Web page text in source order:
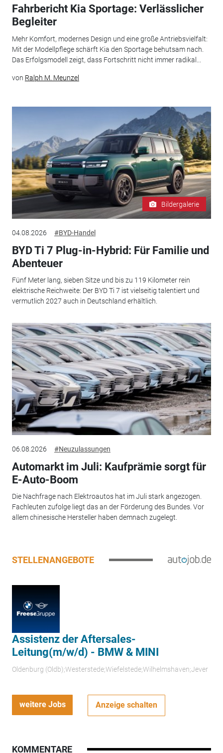
Fahrbericht Kia Sportage: Verlässlicher
Begleiter
Mehr Komfort, modernes Design und eine große Antriebsvielfalt:
Mit der Modellpflege schärft Kia den Sportage behutsam nach.
Das Erfolgsmodell zeigt, dass Fortschritt nicht immer radikal...
von Ralph M. Meunzel
Bildergalerie
04.08.2026 #BYD-Handel
BYD Ti 7 Plug-in-Hybrid: Für Familie und
Abenteuer
Fünf Meter lang, sieben Sitze und bis zu 119 Kilometer rein
elektrische Reichweite: Der BYD Ti 7 ist vielseitig talentiert und
vermutlich 2027 auch in Deutschland erhältlich.
06.08.2026 #Neuzulassungen
Automarkt im Juli: Kaufprämie sorgt für
E-Auto-Boom
Die Nachfrage nach Elektroautos hat im Juli stark angezogen.
Fachleuten zufolge liegt das an der Förderung des Bundes. Vor
allem chinesische Hersteller haben demnach zugelegt.
STELLENANGEBOTE
Assistenz der Aftersales-
Leitung(m/w/d) - BMW & MINI
Oldenburg (Oldb);Westerstede;Wiefelstede;Wilhelmshaven;Jever
weitere Jobs Anzeige schalten
KOMMENTARE